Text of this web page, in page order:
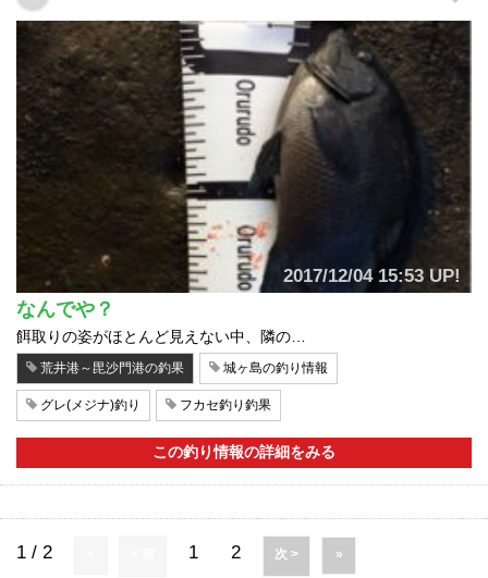
2017/12/04 15:53 UP!
なんでや？
餌取りの姿がほとんど見えない中、隣の…
荒井港～毘沙門港の釣果 城ヶ島の釣り情報
グレ(メジナ)釣り フカセ釣り釣果
この釣り情報の詳細をみる
1 / 2 1 2 次 > »